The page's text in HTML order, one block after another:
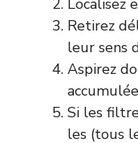
Retirez
leur sens
Aspirez
Si les
les (tous